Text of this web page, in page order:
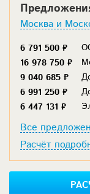
Москва и
6 791 500 ₽
16 978 750 ₽
9 040 685 ₽
6 991 250 ₽
6 447 131 ₽
Все
Расчёт